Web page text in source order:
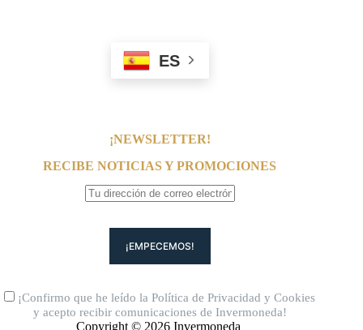
ES
¡NEWSLETTER!
RECIBE NOTICIAS Y PROMOCIONES
¡Confirmo que he leído laPolítica de Privacidad yCookies
y acepto recibir comunicaciones de Invermoneda!
Copyright © 2026 Invermoneda